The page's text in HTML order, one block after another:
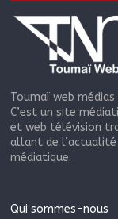
Toumaï web
C’est un site
et web télévision
allant de
médiatique.
Qui sommes-nous